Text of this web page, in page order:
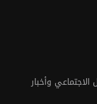
الاجتماعي وأخبار